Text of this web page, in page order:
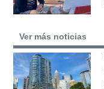
Ver más noticias